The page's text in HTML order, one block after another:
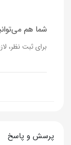
قابلیت
مناسب
شما هم
برای ثبت نظر،
پرسش و پاسخ